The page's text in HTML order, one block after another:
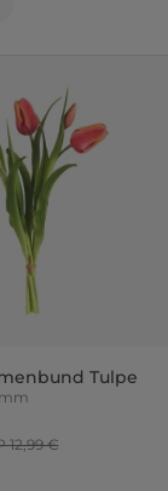
Tulpe
mm
12,99 €